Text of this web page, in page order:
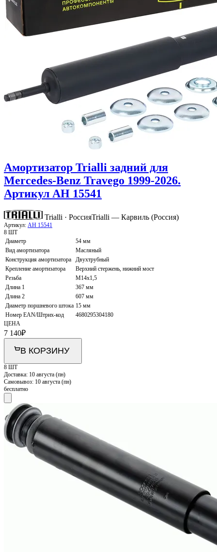
Амортизатор Trialli задний для
Mercedes-Benz Travego 1999-2026.
Артикул AH 15541
Trialli · РоссияTrialli — Карвиль (Россия)
Артикул: AH 15541
8 ШТ
Диаметр
54 мм
Вид амортизатора
Масляный
Конструкция амортизатора
Двухтрубный
Крепление амортизатора
Верхний стержень, нижний мост
Резьба
M14x1,5
Длина 1
367 мм
Длина 2
607 мм
Диаметр поршневого штока 15 мм
Номер EAN/Штрих-код
4680295304180
ЦЕНА
7 140₽
В КОРЗИНУ
8 ШТ
Доставка: 10 августа (пн)
Самовывоз: 10 августа (пн)
бесплатно